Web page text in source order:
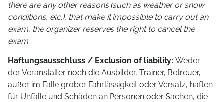
there are any other reasons (such as weather or snow
conditions, etc.), that make it impossible to carry out an
exam, the organizer reserves the right to cancel the
exam.
Haftungsausschluss / Exclusion of liability: Weder
der Veranstalter noch die Ausbilder, Trainer, Betreuer,
außer im Falle grober Fahrlässigkeit oder Vorsatz, haften
für Unfälle und Schäden an Personen oder Sachen, die